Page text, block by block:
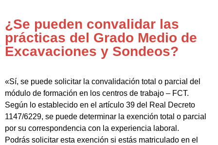
¿Se pueden convalidar las
prácticas del Grado Medio de
Excavaciones y Sondeos?
«Sí, se puede solicitar la convalidación total o parcial del
módulo de formación en los centros de trabajo – FCT.
Según lo establecido en el artículo 39 del Real Decreto
1147/6229, se puede determinar la exención total o parcial
por su correspondencia con la experiencia laboral.
Podrás solicitar esta exención si estás matriculado en el